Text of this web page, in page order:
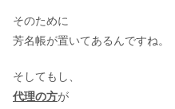
そのために
芳名帳が置いてあるんですね。
そしてもし、
代理の方が